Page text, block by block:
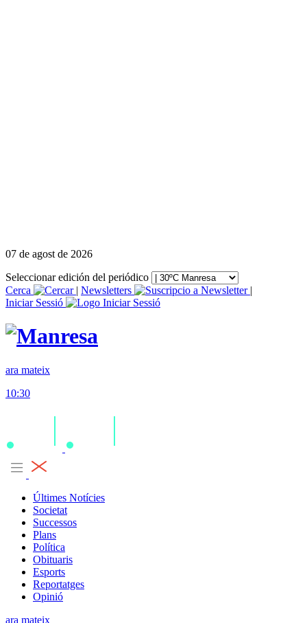
07 de agost de 2026
Seleccionar edición del periódico
Cerca
| Newsletters
|
Iniciar Sessió
ara mateix
10:30
Últimes Notícies
Societat
Successos
Plans
Política
Obituaris
Esports
Reportatges
Opinió
ara mateix